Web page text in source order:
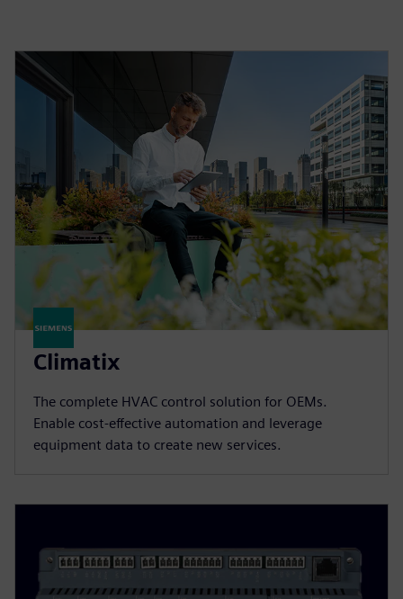
Climatix
The complete HVAC control solution for OEMs.
Enable cost-effective automation and leverage
equipment data to create new services.